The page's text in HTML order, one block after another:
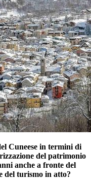
Cuneese in termini di
del patrimonio
anche a fronte del
del turismo in atto?